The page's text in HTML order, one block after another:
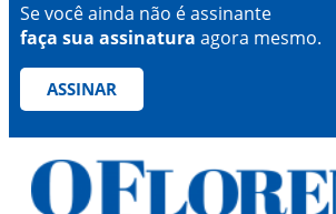
Se você ainda não é assinante
faça sua assinatura agora mesmo.
ASSINAR